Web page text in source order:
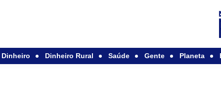
Dinheiro Dinheiro Rural Saúde Gente Planeta